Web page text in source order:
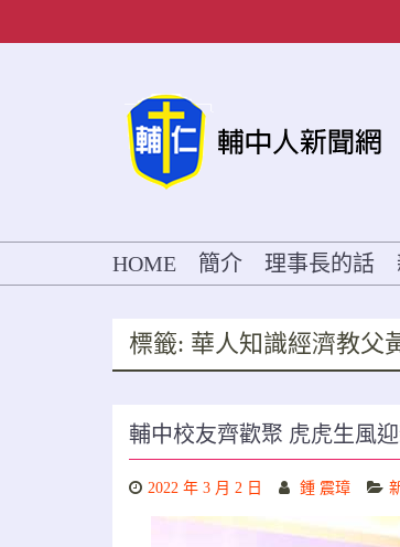
HOME 簡介 理事長的話
標籤: 華人知識經濟教父
輔中校友齊歡聚 虎虎生風
2022 年 3 月 2 日 鍾 震璋